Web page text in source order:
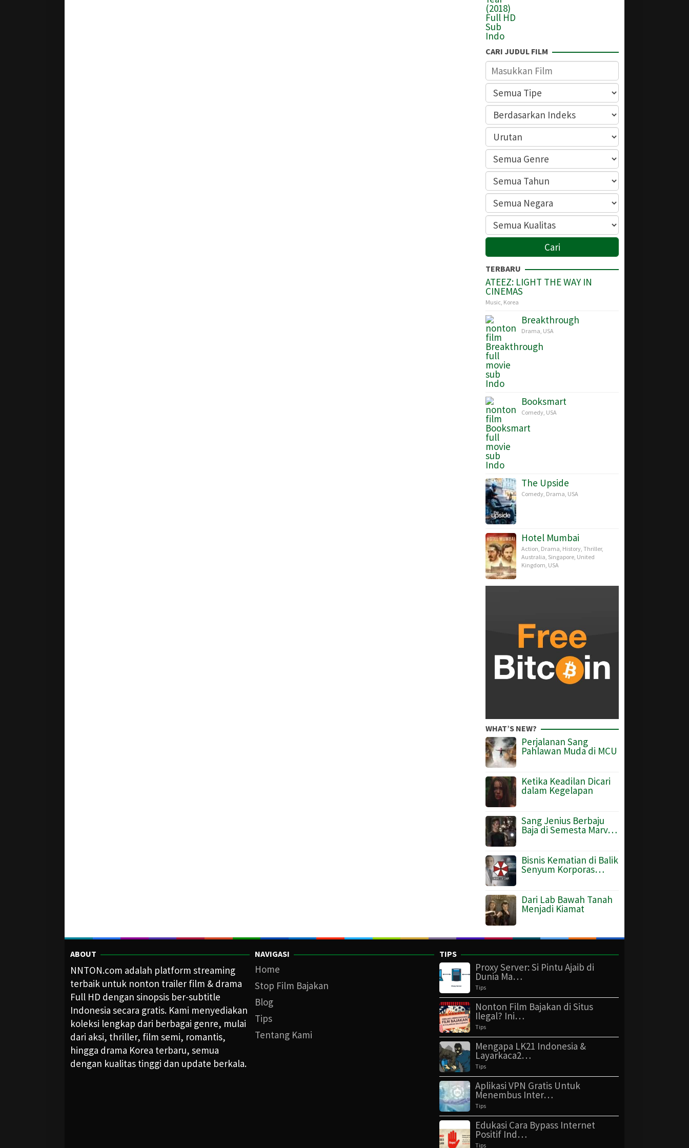
CARI JUDUL FILM
TERBARU
ATEEZ: LIGHT THE WAY IN
CINEMAS
Music, Korea
Breakthrough
Drama, USA
Booksmart
Comedy, USA
The Upside
Comedy, Drama, USA
Hotel Mumbai
Action, Drama, History, Thriller,
Australia, Singapore, United
Kingdom, USA
WHAT’S NEW?
Perjalanan Sang
Pahlawan Muda di MCU
Ketika Keadilan Dicari
dalam Kegelapan
Sang Jenius Berbaju
Baja di Semesta Marv…
Bisnis Kematian di Balik
Senyum Korporas…
Dari Lab Bawah Tanah
Menjadi Kiamat
ABOUT
NNTON.com adalah platform streaming
terbaik untuk nonton trailer film & drama
Full HD dengan sinopsis ber-subtitle
Indonesia secara gratis. Kami menyediakan
koleksi lengkap dari berbagai genre, mulai
dari aksi, thriller, film semi, romantis,
hingga drama Korea terbaru, semua
dengan kualitas tinggi dan update berkala.
NAVIGASI
Home
Stop Film Bajakan
Blog
Tips
Tentang Kami
TIPS
Proxy Server: Si Pintu Ajaib di
Dunia Ma…
Tips
Nonton Film Bajakan di Situs
Ilegal? Ini…
Tips
Mengapa LK21 Indonesia &
Layarkaca2…
Tips
Aplikasi VPN Gratis Untuk
Menembus Inter…
Tips
Edukasi Cara Bypass Internet
Positif Ind…
Tips